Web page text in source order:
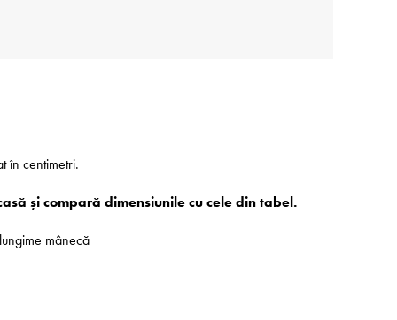
în centimetri.
și compară dimensiunile cu cele din tabel.
mânecă